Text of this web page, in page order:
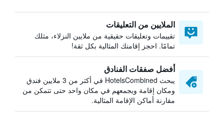
الملايين من التعليقات
تقييمات وتعليقات حقيقية من ملايين النزلاء، مثلك
تمامًا. احجز إقامتك المثالية بكل ثقة!
أفضل صفقات الفنادق
يبحث HotelsCombined في أكثر من 3 ملايين فندق
ومكان إقامة ويجمعهم في مكان واحد حتى تتمكن من
مقارنة أماكن الإقامة المثالية.